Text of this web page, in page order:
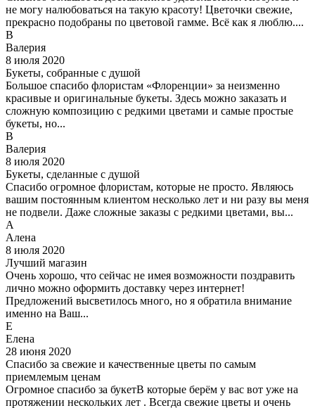
не могу налюбоваться на такую красоту! Цветочки свежие,
прекрасно подобраны по цветовой гамме. Всё как я люблю....
В
Валерия
8 июля 2020
Букеты, собранные с душой
Большое спасибо флористам «Флоренции» за неизменно
красивые и оригинальные букеты. Здесь можно заказать и
сложную композицию с редкими цветами и самые простые
букеты, но...
В
Валерия
8 июля 2020
Букеты, сделанные с душой
Спасибо огромное флористам, которые не просто. Являюсь
вашим постоянным клиентом несколько лет и ни разу вы меня
не подвели. Даже сложные заказы с редкими цветами, вы...
А
Алена
8 июля 2020
Лучший магазин
Очень хорошо, что сейчас не имея возможности поздравить
лично можно оформить доставку через интернет!
Предложений высветилось много, но я обратила внимание
именно на Ваш...
Е
Елена
28 июня 2020
Спасибо за свежие и качественные цветы по самым
приемлемым ценам
Огромное спасибо за букетВ которые берём у вас вот уже на
протяжении нескольких лет . Всегда свежие цветы и очень